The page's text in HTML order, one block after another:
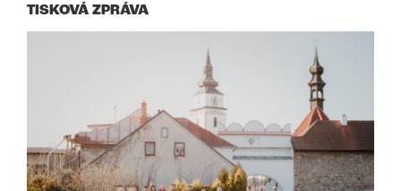
TISKOVÁ ZPRÁVA